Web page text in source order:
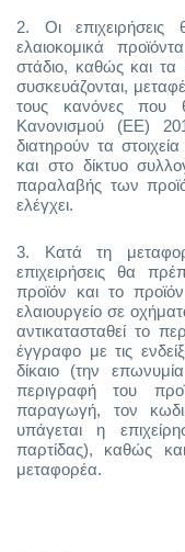
2.
Οι
ελαιοκομικά
στάδιο, καθώς και τα
συσκευάζονται,
τους κανόνες που
Κανονισμού (ΕΕ)
διατηρούν τα
και στο δίκτυο
παραλαβής των
ελέγχει.
3.
Κατά τη
επιχειρήσεις θα
προϊόν και το
ελαιουργείο σε
αντικατασταθεί το
έγγραφο με τις
δίκαιο (την
περιγραφή του
παραγωγή, τον
υπάγεται η
παρτίδας), καθώς
μεταφορέα.